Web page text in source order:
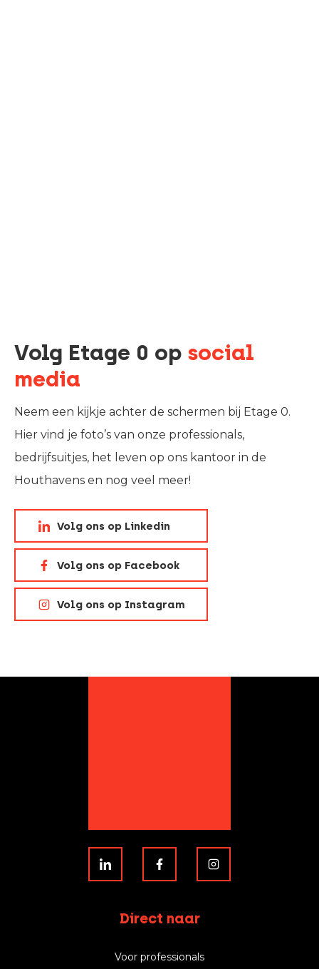
Volg Etage 0 op social
media
Neem een kijkje achter de schermen bij Etage 0.
Hier vind je foto’s van onze professionals,
bedrijfsuitjes, het leven op ons kantoor in de
Houthavens en nog veel meer!
Volg ons op Linkedin
Volg ons op Facebook
Volg ons op Instagram
Direct naar
Voor professionals